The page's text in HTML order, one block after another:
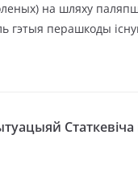
на шляху
гэтыя перашкоды
Статкевіча